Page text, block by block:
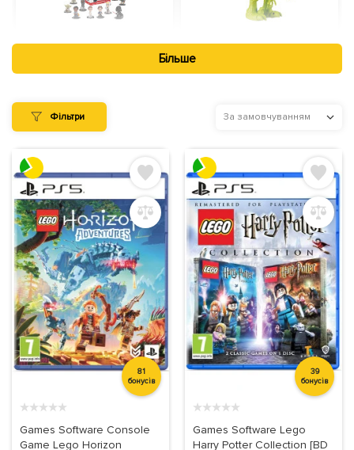
Ігрові фігурки Інтерактивні іграшки
Бізіборди, бізікуби для
дітей
Для катання дітей Килимки, що розвивають
Конструктори
Більше
Фільтри За замовчуванням
81
бонусів
★★★★★
Games Software Console
Game Lego Horizon
39
бонусів
★★★★★
Games Software Lego
Harry Potter Collection [BD